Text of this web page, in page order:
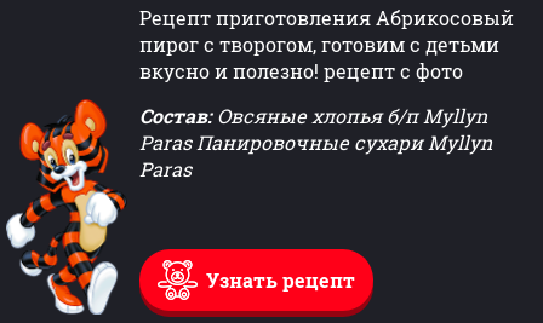
Рецепт приготовления Абрикосовый
пирог с творогом, готовим с детьми
вкусно и полезно! рецепт с фото
Состав:Овсяные хлопья б/п Myllyn
Paras Панировочные сухари Myllyn
Paras
Узнать рецепт